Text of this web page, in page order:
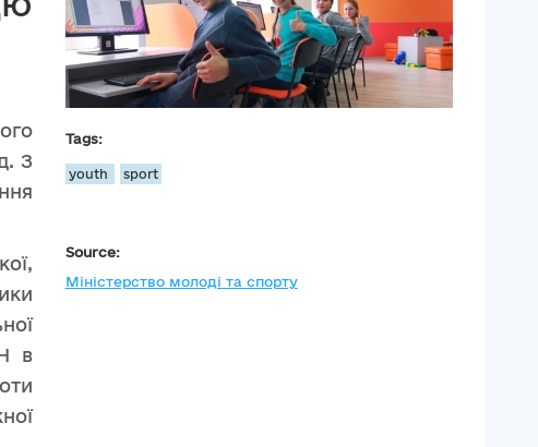
З
в
Tags:
youth sport
Source:
Міністерство молоді та спорту